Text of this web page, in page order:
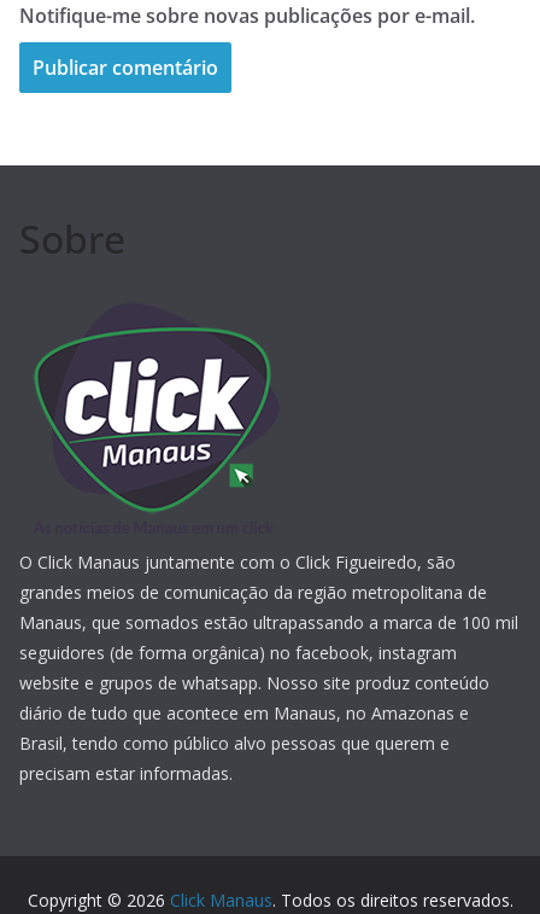
Notifique-me sobre novas publicações por e-mail.
Sobre
O Click Manaus juntamente com o Click Figueiredo, são
grandes meios de comunicação da região metropolitana de
Manaus, que somados estão ultrapassando a marca de 100 mil
seguidores (de forma orgânica) no facebook, instagram
website e grupos de whatsapp. Nosso site produz conteúdo
diário de tudo que acontece em Manaus, no Amazonas e
Brasil, tendo como público alvo pessoas que querem e
precisam estar informadas.
Copyright © 2026 Click Manaus. Todos os direitos reservados.